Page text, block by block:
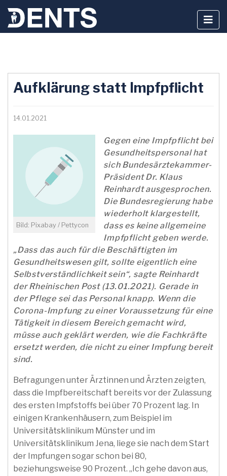
springen
Aufklärung statt Impfpflicht
14.01.2021
Bild: Pixabay / Pettycon
Gegen eine Impfpflicht bei
Gesundheitspersonal hat
sich Bundesärztekammer-
Präsident Dr. Klaus
Reinhardt ausgesprochen.
Die Bundesregierung habe
wiederholt klargestellt,
dass es keine allgemeine
Impfpflicht geben werde.
„Dass das auch für die Beschäftigten im
Gesundheitswesen gilt, sollte eigentlich eine
Selbstverständlichkeit sein“, sagte Reinhardt
der Rheinischen Post (13.01.2021). Gerade in
der Pflege sei das Personal knapp. Wenn die
Corona-Impfung zu einer Voraussetzung für eine
Tätigkeit in diesem Bereich gemacht wird,
müsse auch geklärt werden, wie die Fachkräfte
ersetzt werden, die nicht zu einer Impfung bereit
sind.
Befragungen unter Ärztinnen und Ärzten zeigten,
dass die Impfbereitschaft bereits vor der Zulassung
des ersten Impfstoffs bei über 70 Prozent lag. In
einigen Krankenhäusern, zum Beispiel im
Universitätsklinikum Münster und im
Universitätsklinikum Jena, liege sie nach dem Start
der Impfungen sogar schon bei 80,
beziehungsweise 90 Prozent. „Ich gehe davon aus,